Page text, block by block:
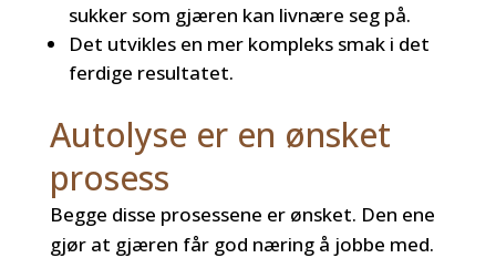
sukker som gjæren kan livnære seg på.
Det utvikles en mer kompleks smak i det
ferdige resultatet.
Autolyse er en ønsket
prosess
Begge disse prosessene er ønsket. Den ene
gjør at gjæren får god næring å jobbe med.